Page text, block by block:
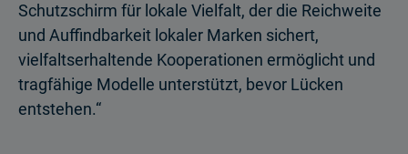
Schutzschirm für lokale Vielfalt, der die Reichweite
und Auffindbarkeit lokaler Marken sichert,
vielfaltserhaltende Kooperationen ermöglicht und
tragfähige Modelle unterstützt, bevor Lücken
entstehen.“